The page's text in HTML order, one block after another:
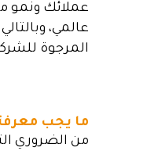
عملائك ونمو
عالمي،
المرجوة
ما يجب
من الضروري